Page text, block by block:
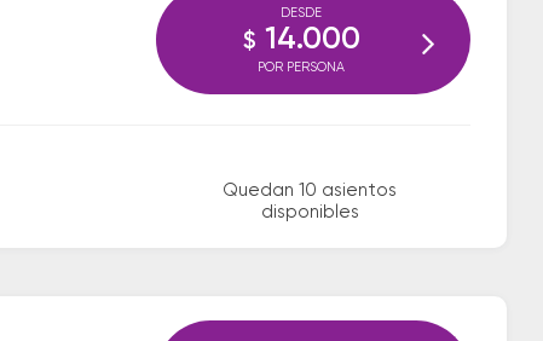
Quedan 10 asientos
disponibles
DESDE
$ 14.000
POR PERSONA